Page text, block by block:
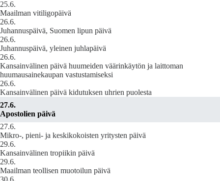
25.6.
Maailman vitiligopäivä
26.6.
Juhannuspäivä, Suomen lipun päivä
26.6.
Juhannuspäivä, yleinen juhlapäivä
26.6.
Kansainvälinen päivä huumeiden väärinkäytön ja laittoman
huumausainekaupan vastustamiseksi
26.6.
Kansainvälinen päivä kidutuksen uhrien puolesta
27.6.
Apostolien päivä
27.6.
Mikro-, pieni- ja keskikokoisten yritysten päivä
29.6.
Kansainvälinen tropiikin päivä
29.6.
Maailman teollisen muotoilun päivä